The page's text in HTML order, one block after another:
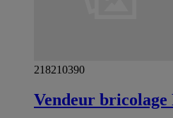
218210390
Vendeur bricolage